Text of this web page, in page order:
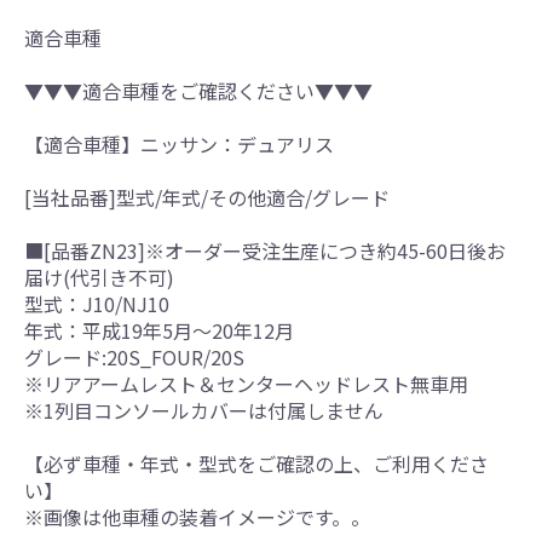
適合車種
▼▼▼適合車種をご確認ください▼▼▼
【適合車種】ニッサン：デュアリス
[当社品番]型式/年式/その他適合/グレード
■[品番ZN23]※オーダー受注生産につき約45-60日後お
届け(代引き不可)
型式：J10/NJ10
年式：平成19年5月～20年12月
グレード:20S_FOUR/20S
※リアアームレスト＆センターヘッドレスト無車用
※1列目コンソールカバーは付属しません
【必ず車種・年式・型式をご確認の上、ご利用くださ
い】
※画像は他車種の装着イメージです。。